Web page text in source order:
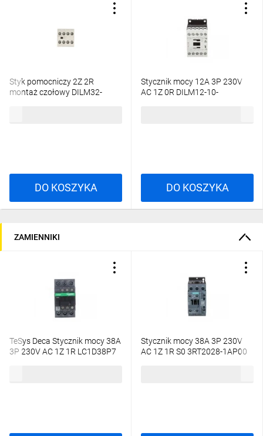
Styk pomocniczy 2Z 2R
montaż czołowy DILM32-
DO KOSZYKA
Stycznik mocy 12A 3P 230V
AC 1Z 0R DILM12-10-
DO KOSZYKA
ZAMIENNIKI
TeSys Deca Stycznik mocy 38A
3P 230V AC 1Z 1R LC1D38P7
Stycznik mocy 38A 3P 230V
AC 1Z 1R S0 3RT2028-1AP00